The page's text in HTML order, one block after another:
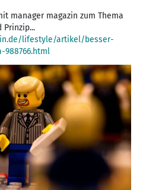
manager magazin zum Thema
lifestyle/artikel/besser-